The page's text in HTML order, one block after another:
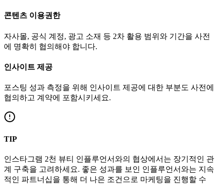
콘텐츠 이용권한
자사몰, 공식 계정, 광고 소재 등 2차 활용 범위와 기간을 사전
에 명확히 협의해야 합니다.
인사이트 제공
포스팅 성과 측정을 위해 인사이트 제공에 대한 부분도 사전에
협의하고 계약에 포함시키세요.
TIP
인스타그램 2천 뷰티 인플루언서와의 협상에서는 장기적인 관
계 구축을 고려하세요. 좋은 성과를 보인 인플루언서와는 지속
적인 파트너십을 통해 더 나은 조건으로 마케팅을 진행할 수